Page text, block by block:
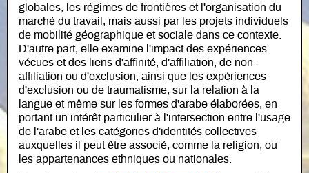
globales, les régimes de frontières et l'organisation du
marché du travail, mais aussi par les projets individuels
de mobilité géographique et sociale dans ce contexte.
D'autre part, elle examine l'impact des expériences
vécues et des liens d'affinité, d'affiliation, de non-
affiliation ou d'exclusion, ainsi que les expériences
d'exclusion ou de traumatisme, sur la relation à la
langue et même sur les formes d'arabe élaborées, en
portant un intérêt particulier à l'intersection entre l'usage
de l'arabe et les catégories d'identités collectives
auxquelles il peut être associé, comme la religion, ou
les appartenances ethniques ou nationales.